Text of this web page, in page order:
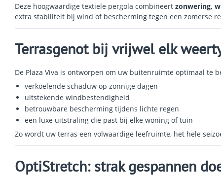
Deze hoogwaardige textiele pergola combineert zonwering,
extra stabiliteit bij wind of bescherming tegen een zomerse
Terrasgenot bij vrijwel elk
De Plaza Viva is ontworpen om uw buitenruimte optimaal te
verkoelende schaduw op zonnige dagen
uitstekende windbestendigheid
betrouwbare bescherming tijdens lichte regen
een luxe uitstraling die past bij elke woning of tuin
Zo wordt uw terras een volwaardige leefruimte, het hele
OptiStretch: strak gespannen